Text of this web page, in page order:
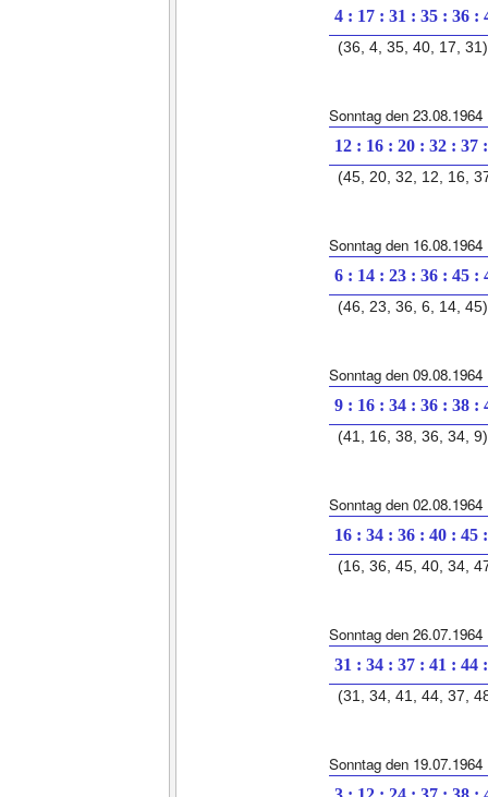
4 : 17 : 31 : 35 : 36 :
(36, 4, 35, 40, 17, 31)
Sonntag den 23.08.1964
12 : 16 : 20 : 32 : 37
(45, 20, 32, 12, 16,
Sonntag den 16.08.1964
6 : 14 : 23 : 36 : 45 :
(46, 23, 36, 6, 14, 45)
Sonntag den 09.08.1964
9 : 16 : 34 : 36 : 38 :
(41, 16, 38, 36, 34, 9)
Sonntag den 02.08.1964
16 : 34 : 36 : 40 : 45
(16, 36, 45, 40, 34,
Sonntag den 26.07.1964
31 : 34 : 37 : 41 : 44
(31, 34, 41, 44, 37,
Sonntag den 19.07.1964